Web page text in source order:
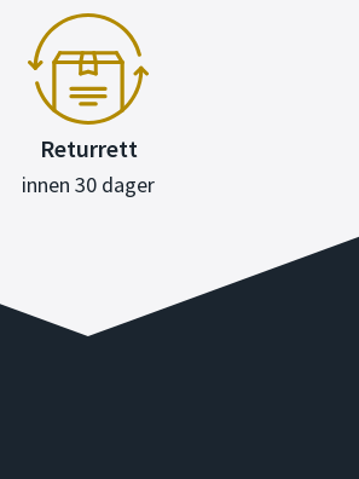
Returrett
innen 30 dager